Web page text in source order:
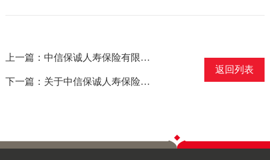
上一篇：中信保诚人寿保险有限公司保定中心支公司高阳营销服务部保险许可证换发公告
下一篇：关于中信保诚人寿保险有限公司湖北省分公司光谷营销服务部地址变更的公告
返回列表